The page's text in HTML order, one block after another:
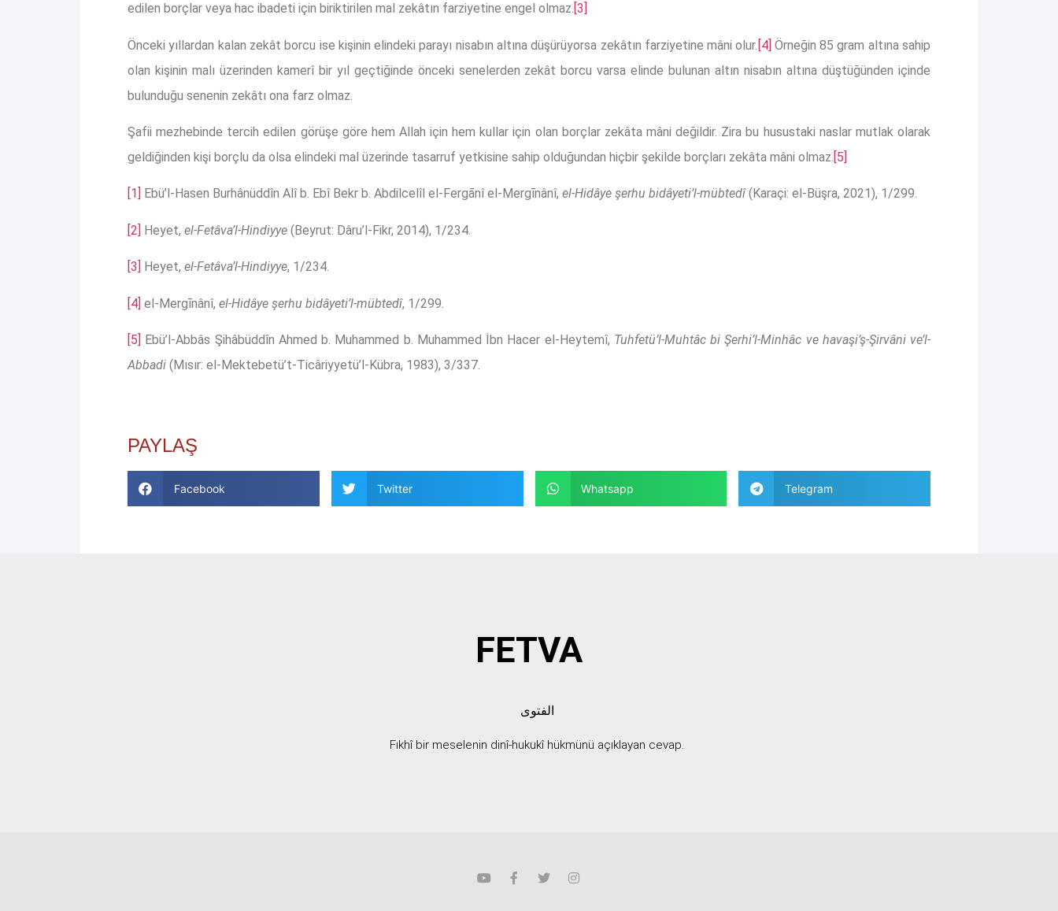
edilen borçlar veya hac ibadeti için biriktirilen mal zekâtın farziyetine engel olmaz. [3]
Önceki yıllardan kalan zekât borcu ise kişinin elindeki parayı nisabın altına düşürüyorsa zekâtın farziyetine mâni olur. [4] Örneğin 85 gram altına sahip
olan kişinin malı üzerinden kamerî bir yıl geçtiğinde önceki senelerden zekât borcu varsa elinde bulunan altın nisabın altına düştüğünden içinde
bulunduğu senenin zekâtı ona farz olmaz.
Şafii mezhebinde tercih edilen görüşe göre hem Allah için hem kullar için olan borçlar zekâta mâni değildir. Zira bu husustaki naslar mutlak olarak
geldiğinden kişi borçlu da olsa elindeki mal üzerinde tasarruf yetkisine sahip olduğundan hiçbir şekilde borçları zekâta mâni olmaz.[5]
[1] Ebü’l-Hasen Burhânüddîn Alî b. Ebî Bekr b. Abdilcelîl el-Fergānî el-Mergīnânî, el-Hidâye şerhu bidâyeti’l-mübtedî(Karaçi: el-Büşra, 2021), 1/299.
[2] Heyet, el-Fetâva’l-Hindiyye (Beyrut: Dâru’l-Fikr, 2014), 1/234.
[3] Heyet, el-Fetâva’l-Hindiyye, 1/234.
[4] el-Mergīnânî, el-Hidâye şerhu bidâyeti’l-mübtedî, 1/299.
[5] Ebü’l-Abbâs Şihâbüddîn Ahmed b. Muhammed b. Muhammed İbn Hacer el-Heytemî, Tuhfetü’l-Muhtâc bi Şerhi’l-Minhâc ve havaşi’ş-Şirvâni ve’l-
Abbadi (Mısır: el-Mektebetü’t-Ticâriyyetü’l-Kübra, 1983), 3/337.
PAYLAŞ
Facebook Twitter Whatsapp Telegram
FETVA
الفتوى
Fıkhî bir meselenin dinî-hukukî hükmünü açıklayan cevap.